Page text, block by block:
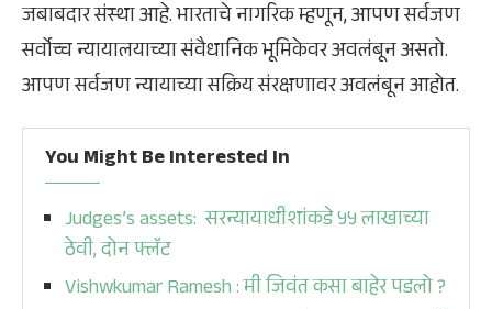
जबाबदार संस्था आहे. भारताचे नागरिक म्हणून, आपण सर्वजण
सर्वोच्च न्यायालयाच्या संवैधानिक भूमिकेवर अवलंबून असतो.
आपण सर्वजण न्यायाच्या सक्रिय संरक्षणावर अवलंबून आहोत.
You Might Be Interested In
Judges’s assets: सरन्यायाधीशांकडे ५५ लाखाच्या
ठेवी, दोन फ्लॅट
Vishwkumar Ramesh : मी जिवंत कसा बाहेर पडलो ?